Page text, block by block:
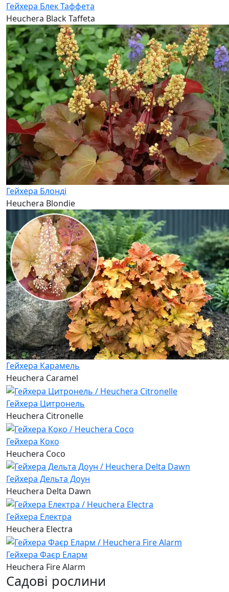
Гейхера Блек Таффета
Heuchera Black Taffeta
Гейхера Блонді
Heuchera Blondie
Гейхера Карамель
Heuchera Caramel
Гейхера Цитронель
Heuchera Citronelle
Гейхера Коко
Heuchera Coco
Гейхера Дельта Доун
Heuchera Delta Dawn
Гейхера Електра
Heuchera Electra
Гейхера Фаєр Елaрм
Heuchera Fire Alarm
Садові рослини